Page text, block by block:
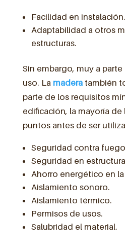
Facilidad en instalación.
Adaptabilidad a otros
estructuras.
Sin embargo, muy a
uso. La maderatambién
parte de los requisitos
edificación, la mayoría
puntos antes de ser
Seguridad contra
Seguridad en
Ahorro energético en
Aislamiento sonoro.
Aislamiento térmico.
Permisos de usos.
Salubridad el material.